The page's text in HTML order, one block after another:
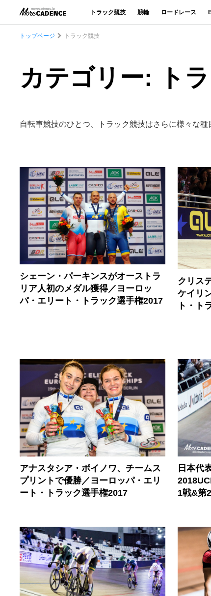
トラック競技 競輪 ロードレース
トップページ トラック競技
カテゴリー: ト
自転車競技のひとつ、トラック競技はさらに様々な
シェーン・パーキンスがオーストラ
リア人初のメダル獲得／ヨーロッ
パ・エリート・トラック選手権2017
クリス
ケイリ
ト・ト
アナスタシア・ボイノワ、チームス
プリントで優勝／ヨーロッパ・エリ
ート・トラック選手権2017
日本代
1戦&第